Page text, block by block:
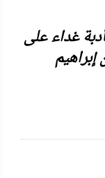
غداء على